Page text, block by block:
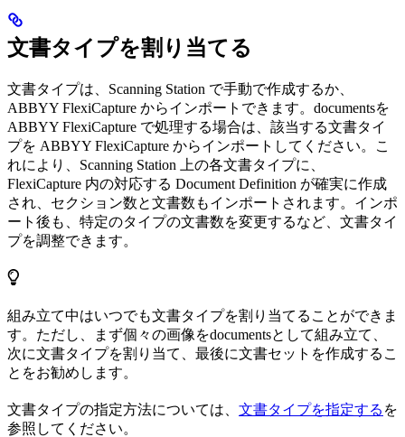
文書タイプを割り当てる
文書タイプは、Scanning Station で手動で作成するか、
ABBYY FlexiCapture からインポートできます。documentsを
ABBYY FlexiCapture で処理する場合は、該当する文書タイ
プを ABBYY FlexiCapture からインポートしてください。こ
れにより、Scanning Station 上の各文書タイプに、
FlexiCapture 内の対応する Document Definition が確実に作成
され、セクション数と文書数もインポートされます。インポ
ート後も、特定のタイプの文書数を変更するなど、文書タイ
プを調整できます。
組み立て中はいつでも文書タイプを割り当てることができま
す。ただし、まず個々の画像をdocumentsとして組み立て、
次に文書タイプを割り当て、最後に文書セットを作成するこ
とをお勧めします。
文書タイプの指定方法については、 文書タイプを指定する を
参照してください。